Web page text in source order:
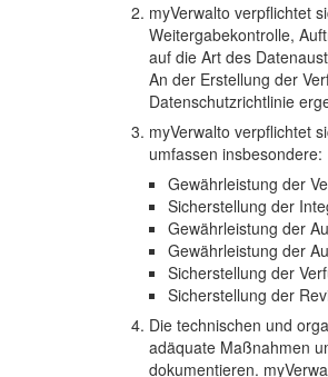
myVerwalto verpflichtet
Weitergabekontrolle,
auf die Art des
An der Erstellung der
Datenschutzrichtlinie
myVerwalto verpflichtet
umfassen insbesondere:
Gewährleistung der
Sicherstellung der
Gewährleistung der
Gewährleistung der
Sicherstellung der
Sicherstellung der
Die technischen und
adäquate Maßnahmen
dokumentieren.